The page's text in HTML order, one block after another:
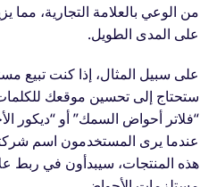
من الوعي بالعلامة التجارية، مما
على المدى الطويل.
على سبيل المثال، إذا كنت تبيع
ستحتاج إلى تحسين موقعك
“فلاتر أحواض السمك” أو “ديكور
عندما يرى المستخدمون اسم
هذه المنتجات، سيبدأون في ربط